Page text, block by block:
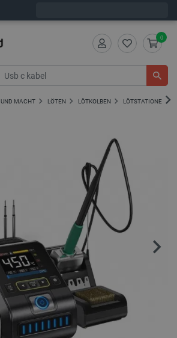
0
UND MACHT LÖTEN LÖTKOLBEN LÖTSTATIONEN